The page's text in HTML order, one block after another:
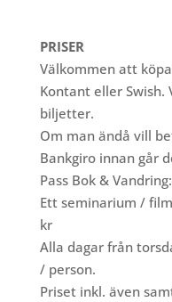
PRISER
Välkommen att
Kontant eller Swish.
biljetter.
Om man ändå vill
Bankgiro innan går
Pass Bok &
Ett seminarium /
kr
Alla dagar från
/ person.
Priset inkl. även